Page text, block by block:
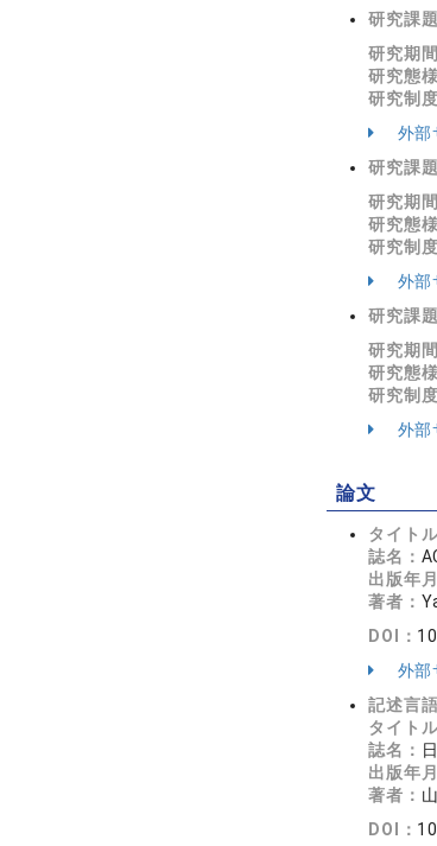
研究課
研究期間
研究態
研究制度
外部
研究課
研究期間
研究態
研究制度
外部
研究課
研究期間
研究態
研究制度
外部
論文
タイトル
誌名：
出版年月
著者：
DOI：
外部
記述言
タイトル
誌名：
出版年月
著者：
DOI：